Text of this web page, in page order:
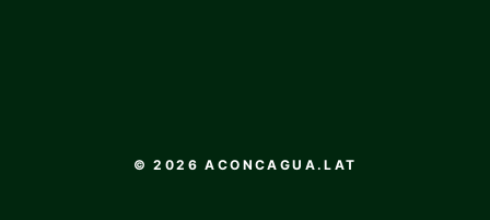
© 2026 ACONCAGUA.LAT